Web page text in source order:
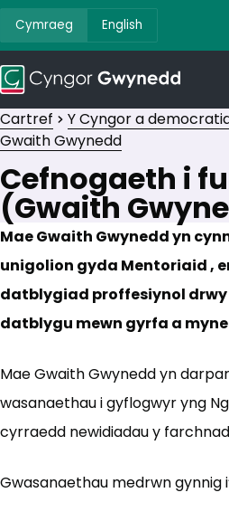
Cymraeg English
Cartref Y Cyngor a
Gwaith Gwynedd
Cefnogaeth i
(Gwaith
Mae Gwaith Gwynedd yn
unigolion gyda Mentoriaid ,
datblygiad proffesiynol
datblygu mewn gyrfa a
Mae Gwaith Gwynedd yn
wasanaethau i gyflogwyr yng
cyrraedd newidiadau y
Gwasanaethau medrwn gynnig